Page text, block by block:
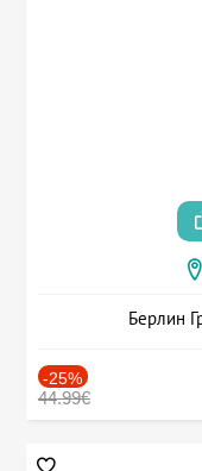
Берлин
-25%
44.99€